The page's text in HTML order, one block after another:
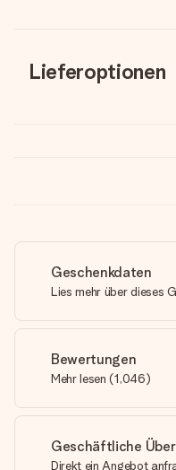
Lieferoptionen
Geschenkdaten
Lies mehr über dieses
Bewertungen
Mehr lesen (1,046)
Geschäftliche
Direkt ein Angebot